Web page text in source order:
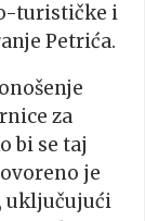
turističke i
Petrića.
za
bi se taj
je
uključujući